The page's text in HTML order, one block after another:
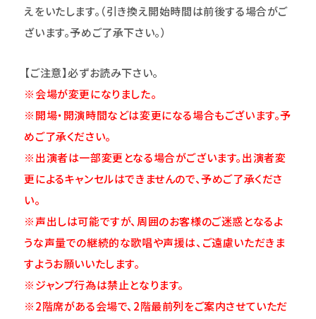
えをいたします。（引き換え開始時間は前後する場合がご
ざいます。予めご了承下さい。）
【ご注意】必ずお読み下さい。
※会場が変更になりました。
※開場・開演時間などは変更になる場合もございます。予
めご了承ください。
※出演者は一部変更となる場合がございます。出演者変
更によるキャンセルはできませんので、予めご了承くださ
い。
※声出しは可能ですが、周囲のお客様のご迷惑となるよ
うな声量での継続的な歌唱や声援は、ご遠慮いただきま
すようお願いいたします。
※ジャンプ行為は禁止となります。
※2階席がある会場で、2階最前列をご案内させていただ